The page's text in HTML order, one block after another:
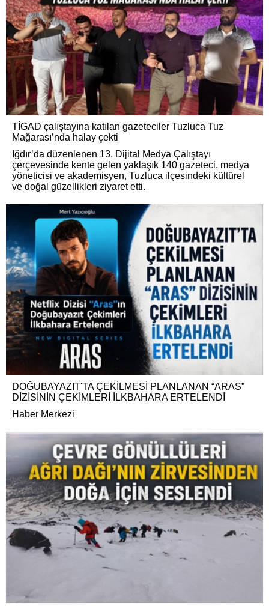
TİGAD çalıştayına katılan gazeteciler Tuzluca Tuz
Mağarası’nda halay çekti
Iğdır’da düzenlenen 13. Dijital Medya Çalıştayı
çerçevesinde kente gelen yaklaşık 140 gazeteci, medya
yöneticisi ve akademisyen, Tuzluca ilçesindeki kültürel
ve doğal güzellikleri ziyaret etti.
DOĞUBAYAZIT'TA ÇEKİLMESİ PLANLANAN “ARAS”
DİZİSİNİN ÇEKİMLERİ İLKBAHARA ERTELENDİ
Haber Merkezi